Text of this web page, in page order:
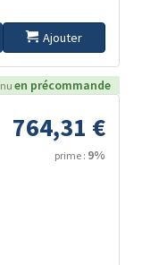
Ajouter
en précommande
764,31 €
prime : 9%